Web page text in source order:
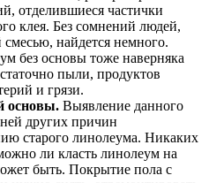
отделившиеся частички
клея. Без сомнений людей,
найдется немного.
без основы тоже наверняка
пыли, продуктов
и грязи.
основы. Выявление данного
других причин
старого линолеума. Никаких
ли класть линолеум на
быть. Покрытие пола с